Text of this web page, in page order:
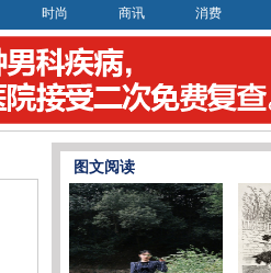
时尚 商讯 消费
图文阅读